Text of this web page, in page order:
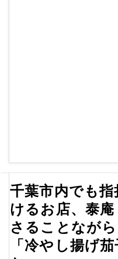
千葉市内でも
けるお店、泰
さることなが
「冷やし揚げ